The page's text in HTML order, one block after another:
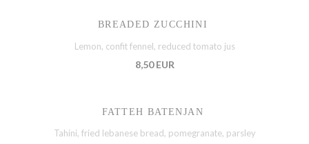
BREADED ZUCCHINI
Lemon, confit fennel, reduced tomato jus
8,50 EUR
FATTEH BATENJAN
Tahini, fried lebanese bread, pomegranate, parsley